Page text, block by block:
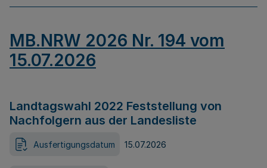
MB.NRW 2026 Nr. 194 vom
15.07.2026
Landtagswahl 2022 Feststellung von
Nachfolgern aus der Landesliste
Ausfertigungsdatum 15.07.2026